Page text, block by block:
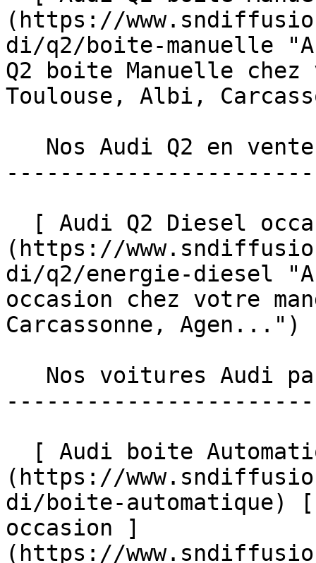
(https://
di/q2/boite-manuelle
Q2 boite Manuelle
Toulouse, Albi,
(https://
di/q2/energie-diesel
occasion chez votre
Carcassonne,
(https://
di/boite-automatique)
occasion ]
(https://